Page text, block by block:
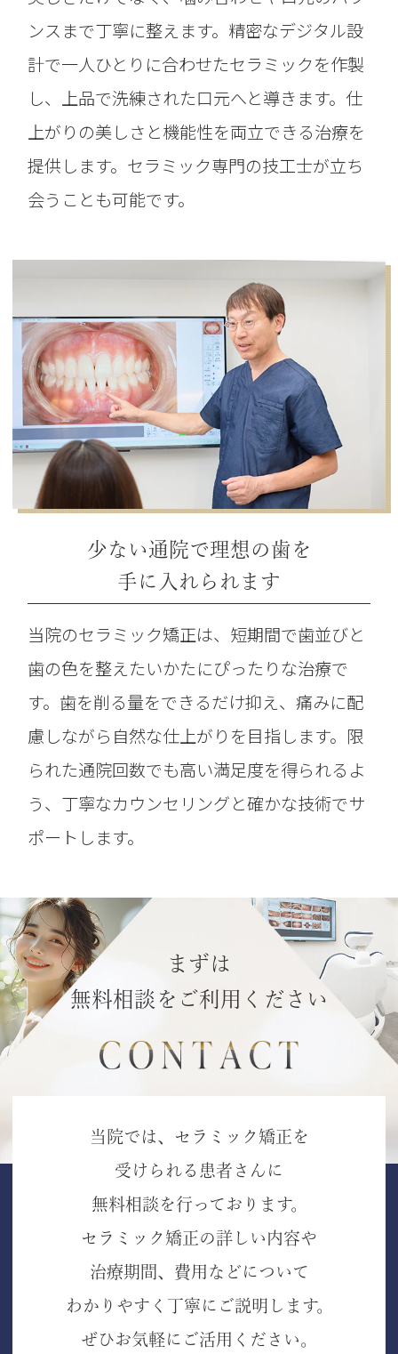
ンスまで丁寧に整えます。精密なデジタル設
計で一人ひとりに合わせたセラミックを作製
し、上品で洗練された口元へと導きます。仕
上がりの美しさと機能性を両立できる治療を
提供します。セラミック専門の技工士が立ち
会うことも可能です。
少ない通院で理想の歯を
手に入れられます
当院のセラミック矯正は、短期間で歯並びと
歯の色を整えたいかたにぴったりな治療で
す。歯を削る量をできるだけ抑え、痛みに配
慮しながら自然な仕上がりを目指します。限
られた通院回数でも高い満足度を得られるよ
う、丁寧なカウンセリングと確かな技術でサ
ポートします。
まずは
無料相談をご利用ください
当院では、セラミック矯正を
受けられる患者さんに
無料相談を行っております。
セラミック矯正の詳しい内容や
治療期間、費用などについて
わかりやすく丁寧にご説明します。
ぜひお気軽にご活用ください。